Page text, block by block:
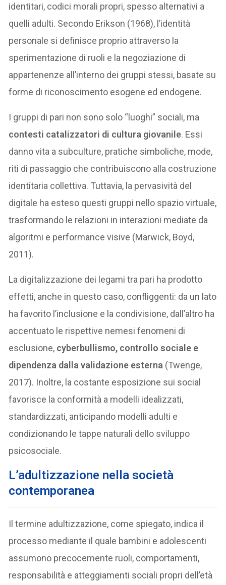
identitari, codici morali propri, spesso alternativi a
quelli adulti. Secondo Erikson (1968), l’identità
personale si definisce proprio attraverso la
sperimentazione di ruoli e la negoziazione di
appartenenze all’interno dei gruppi stessi, basate su
forme di riconoscimento esogene ed endogene.
I gruppi di pari non sono solo “luoghi” sociali, ma
contesti catalizzatori di cultura giovanile. Essi
danno vita a subculture, pratiche simboliche, mode,
riti di passaggio che contribuiscono alla costruzione
identitaria collettiva. Tuttavia, la pervasività del
digitale ha esteso questi gruppi nello spazio virtuale,
trasformando le relazioni in interazioni mediate da
algoritmi e performance visive (Marwick, Boyd,
2011).
La digitalizzazione dei legami tra pari ha prodotto
effetti, anche in questo caso, confliggenti: da un lato
ha favorito l’inclusione e la condivisione, dall’altro ha
accentuato le rispettive nemesi fenomeni di
esclusione, cyberbullismo, controllo sociale e
dipendenza dalla validazione esterna (Twenge,
2017). Inoltre, la costante esposizione sui social
favorisce la conformità a modelli idealizzati,
standardizzati, anticipando modelli adulti e
condizionando le tappe naturali dello sviluppo
psicosociale.
L’adultizzazione nella società
contemporanea
Il termine adultizzazione, come spiegato, indica il
processo mediante il quale bambini e adolescenti
assumono precocemente ruoli, comportamenti,
responsabilità e atteggiamenti sociali propri dell’età